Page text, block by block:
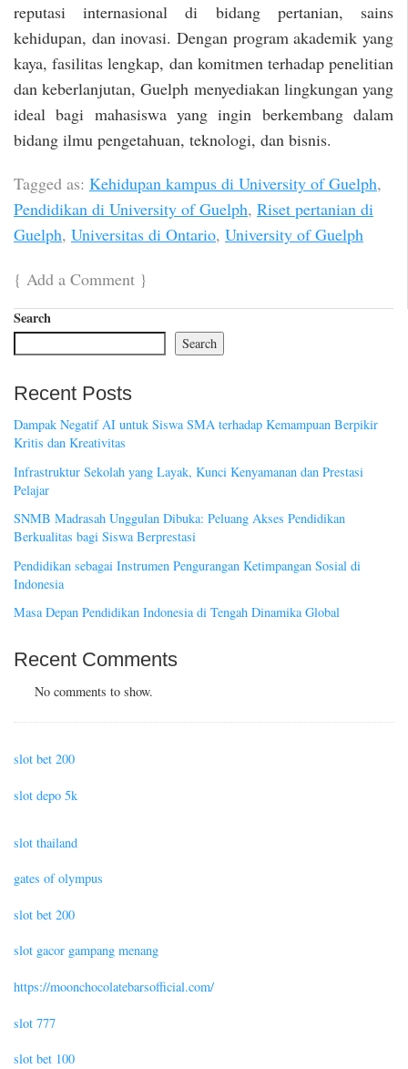
reputasi internasional di bidang pertanian, sains
kehidupan, dan inovasi. Dengan program akademik yang
kaya, fasilitas lengkap, dan komitmen terhadap penelitian
dan keberlanjutan, Guelph menyediakan lingkungan yang
ideal bagi mahasiswa yang ingin berkembang dalam
bidang ilmu pengetahuan, teknologi, dan bisnis.
Tagged as: Kehidupan kampus di University of Guelph,
Pendidikan di University of Guelph, Riset pertanian di
Guelph, Universitas di Ontario, University of Guelph
{ Add a Comment }
Search
Search
Recent Posts
Dampak Negatif AI untuk Siswa SMA terhadap Kemampuan Berpikir
Kritis dan Kreativitas
Infrastruktur Sekolah yang Layak, Kunci Kenyamanan dan Prestasi
Pelajar
SNMB Madrasah Unggulan Dibuka: Peluang Akses Pendidikan
Berkualitas bagi Siswa Berprestasi
Pendidikan sebagai Instrumen Pengurangan Ketimpangan Sosial di
Indonesia
Masa Depan Pendidikan Indonesia di Tengah Dinamika Global
Recent Comments
No comments to show.
slot bet 200
slot depo 5k
slot thailand
gates of olympus
slot bet 200
slot gacor gampang menang
https://moonchocolatebarsofficial.com/
slot 777
slot bet 100